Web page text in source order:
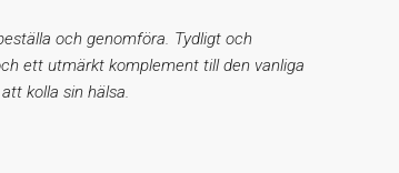
och genomföra. Tydligt och
ett utmärkt komplement till den vanliga
kolla sin hälsa.